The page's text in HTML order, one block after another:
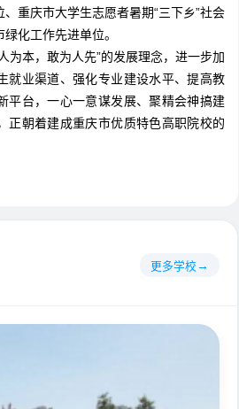
重庆市大学生志愿者暑期“三下乡”社会
化工作先进单位。
为本，敢为人先”的发展理念，进一步加
就业渠道、强化专业建设水平、提高教
平台，一心一意谋发展、聚精会神搞建
正朝着建成重庆市优质特色高职院校的
更多学校